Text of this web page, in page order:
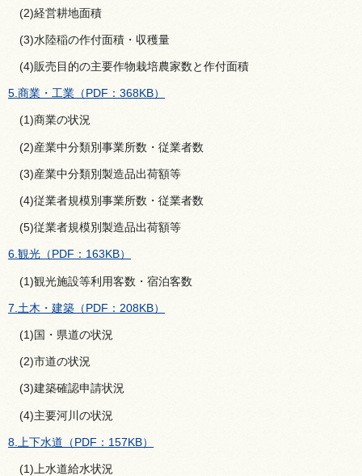
(2)経営耕地面積
(3)水陸稲の作付面積・収穫量
(4)販売目的の主要作物栽培農家数と作付面積
5.商業・工業（PDF：368KB）
(1)商業の状況
(2)産業中分類別事業所数・従業者数
(3)産業中分類別製造品出荷額等
(4)従業者規模別事業所数・従業者数
(5)従業者規模別製造品出荷額等
6.観光（PDF：163KB）
(1)観光施設等利用客数・宿泊客数
7.土木・建築（PDF：208KB）
(1)国・県道の状況
(2)市道の状況
(3)建築確認申請状況
(4)主要河川の状況
8.上下水道（PDF：157KB）
(1)上水道給水状況